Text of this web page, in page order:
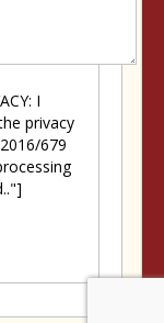
I
privacy
679